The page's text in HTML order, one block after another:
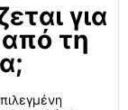
για
τη